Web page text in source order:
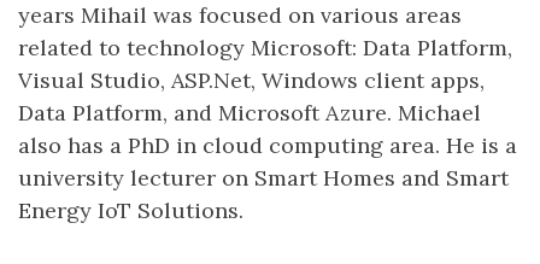
years Mihail was focused on various areas
related to technology Microsoft: Data Platform,
Visual Studio, ASP.Net, Windows client apps,
Data Platform, and Microsoft Azure. Michael
also has a PhD in cloud computing area. He is a
university lecturer on Smart Homes and Smart
Energy IoT Solutions.